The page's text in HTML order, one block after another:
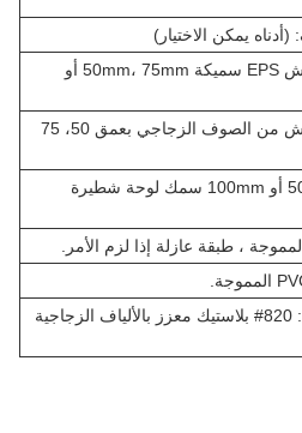
1) لوحة ساندويتش EPS سميكة 50mm، 75mm أو
2) لوحة ساندويتش من الصوف الزجاجي بعمق 50، 75
3) 50mm، 75mm أو 100mm سمك لوحة شطيرة
(4) ضوء السقف: 820# بلاستيك معزز بالألياف الزجاجية